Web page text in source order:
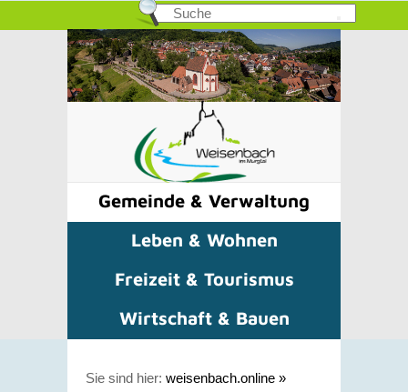
Gemeinde & Verwaltung
Leben & Wohnen
Freizeit & Tourismus
Wirtschaft & Bauen
Sie sind hier: weisenbach.online »